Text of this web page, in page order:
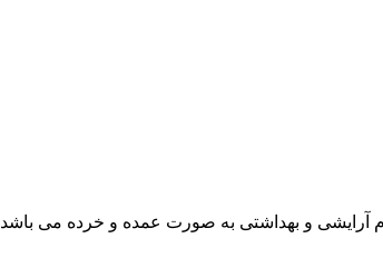
آرایشی و بهداشتی به صورت عمده و خرده می باشد